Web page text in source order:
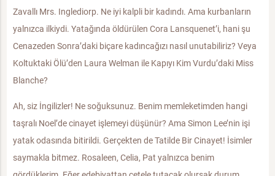
Zavallı Mrs. Inglediorp. Ne iyi kalpli bir kadındı. Ama kurbanların
yalnızca ilkiydi. Yatağında öldürülen Cora Lansquenet’i, hani şu
Cenazeden Sonra’daki biçare kadıncağızı nasıl unutabiliriz? Veya
Koltuktaki Ölü’den Laura Welman ile Kapıyı Kim Vurdu’daki Miss
Blanche?
Ah, siz İngilizler! Ne soğuksunuz. Benim memleketimden hangi
taşralı Noel’de cinayet işlemeyi düşünür? Ama Simon Lee’nin işi
yatak odasında bitirildi. Gerçekten de Tatilde Bir Cinayet! İsimler
saymakla bitmez. Rosaleen, Celia, Pat yalnızca benim